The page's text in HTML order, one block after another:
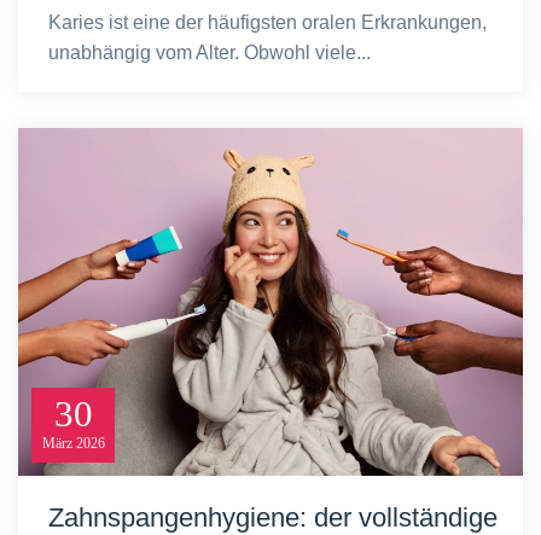
Karies ist eine der häufigsten oralen Erkrankungen,
unabhängig vom Alter. Obwohl viele...
30
März 2026
Zahnspangenhygiene: der vollständige